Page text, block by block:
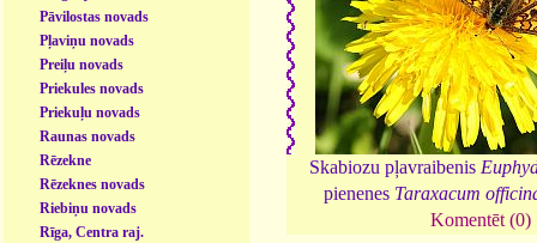
Pāvilostas novads
Pļaviņu novads
Preiļu novads
Priekules novads
Priekuļu novads
Raunas novads
Rēzekne
Rēzeknes novads
Riebiņu novads
Rīga, Centra raj.
Skabiozu pļavraibenis
pienenes Taraxacum
Komentēt (0)